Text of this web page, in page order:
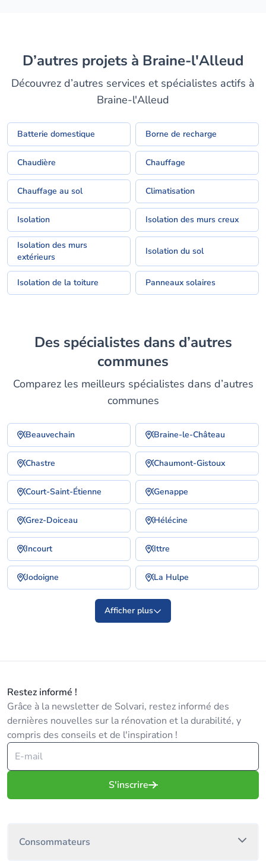
D’autres projets à Braine-l'Alleud
Découvrez d’autres services et spécialistes actifs à
Braine-l'Alleud
Batterie domestique Borne de recharge
Chaudière Chauffage
Chauffage au sol Climatisation
Isolation Isolation des murs creux
Isolation des murs
extérieurs
Isolation du sol
Isolation de la toiture Panneaux solaires
Des spécialistes dans d’autres
communes
Comparez les meilleurs spécialistes dans d’autres
communes
Beauvechain Braine-le-Château
Chastre Chaumont-Gistoux
Court-Saint-Étienne Genappe
Grez-Doiceau Hélécine
Incourt Ittre
Jodoigne La Hulpe
Afficher plus
Restez informé !
Grâce à la newsletter de Solvari, restez informé des
dernières nouvelles sur la rénovation et la durabilité, y
compris des conseils et de l'inspiration !
S'inscrire
Consommateurs